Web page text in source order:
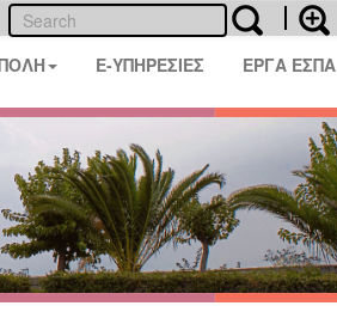
E-ΥΠΗΡΕΣΙΕΣ ΕΡΓΑ ΕΣΠΑ